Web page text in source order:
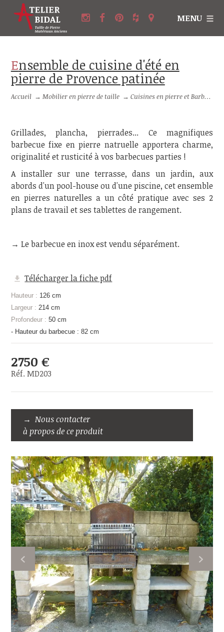
MENU
Ensemble de cuisine d'été en
pierre de Provence patinée
Accueil → Mobilier en pierre de taille →Cuisines en pierre et Barbecues en pierre
Grillades, plancha, pierrades... Ce magnifiques
barbecue fixe en pierre natruelle apportera charme,
originalité et rusticité à vos barbecues parties !
A installer sur une terrasse, dans un jardin, aux
abords d'un pool-house ou d'une piscine, cet ensemble
en pierres naturelles a un côté pratique avec ses 2
plans de travail et ses tablettes de rangement.
→ Le barbecue en inox est vendu séparément.
Télécharger la fiche pdf
Hauteur : 126 cm
Largeur : 214 cm
Profondeur : 50 cm
- Hauteur du barbecue : 82 cm
2750 €
Réf. MD203
Nous contacter
à propos de ce produit